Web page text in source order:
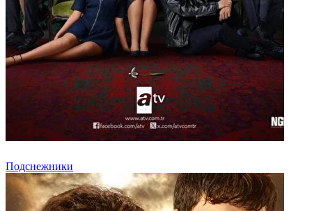
Подснежники